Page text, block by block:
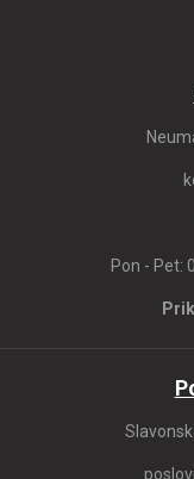
Pon - Pet: